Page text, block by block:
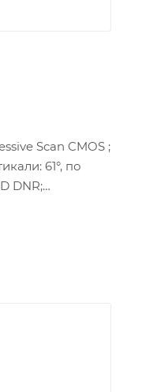
Scan CMOS ;
61°, по
DNR;